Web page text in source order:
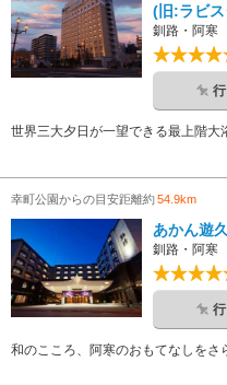
(旧:ラビ
釧路・阿寒
世界三大夕日が一望できる最上階大
幸町公園からの目安距離約54.9km
あかん遊
釧路・阿寒
和のこころ、阿寒のおもてなしをさ